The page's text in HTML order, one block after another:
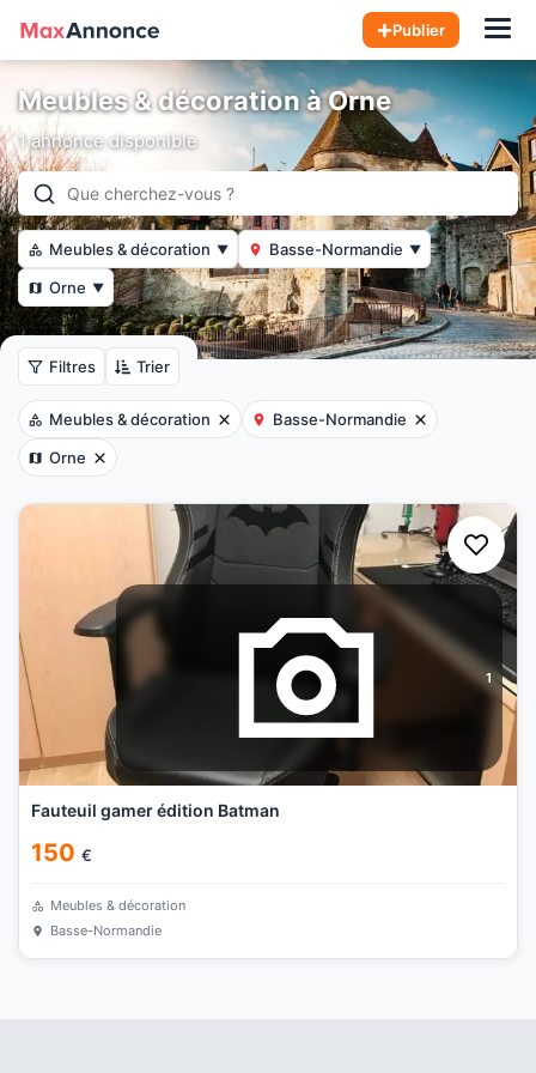
Publier
Meubles & décoration à Orne
1 annonce disponible
Meubles & décoration ▼ Basse-Normandie ▼
Orne ▼
Filtres Trier
Meubles & décoration
Basse-Normandie
Orne
1
Fauteuil gamer édition Batman
150 €
Meubles & décoration
Basse-Normandie